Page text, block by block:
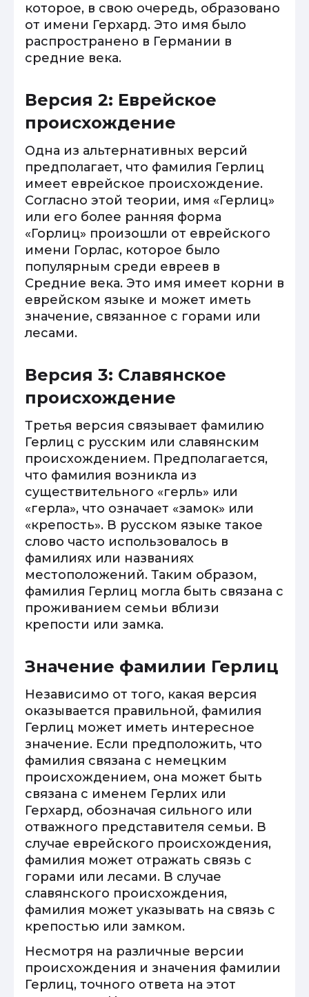
которое, в свою очередь, образовано
от имени Герхард. Это имя было
распространено в Германии в
средние века.
Версия 2: Еврейское
происхождение
Одна из альтернативных версий
предполагает, что фамилия Герлиц
имеет еврейское происхождение.
Согласно этой теории, имя «Герлиц»
или его более ранняя форма
«Горлиц» произошли от еврейского
имени Горлас, которое было
популярным среди евреев в
Средние века. Это имя имеет корни в
еврейском языке и может иметь
значение, связанное с горами или
лесами.
Версия 3: Славянское
происхождение
Третья версия связывает фамилию
Герлиц с русским или славянским
происхождением. Предполагается,
что фамилия возникла из
существительного «герль» или
«герла», что означает «замок» или
«крепость». В русском языке такое
слово часто использовалось в
фамилиях или названиях
местоположений. Таким образом,
фамилия Герлиц могла быть связана с
проживанием семьи вблизи
крепости или замка.
Значение фамилии Герлиц
Независимо от того, какая версия
оказывается правильной, фамилия
Герлиц может иметь интересное
значение. Если предположить, что
фамилия связана с немецким
происхождением, она может быть
связана с именем Герлих или
Герхард, обозначая сильного или
отважного представителя семьи. В
случае еврейского происхождения,
фамилия может отражать связь с
горами или лесами. В случае
славянского происхождения,
фамилия может указывать на связь с
крепостью или замком.
Несмотря на различные версии
происхождения и значения фамилии
Герлиц, точного ответа на этот